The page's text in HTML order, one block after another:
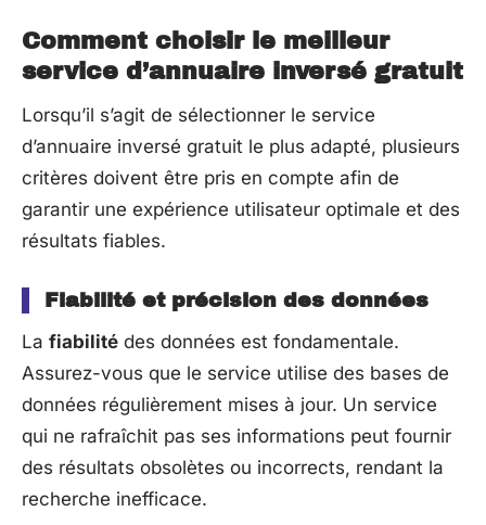
Comment choisir le meilleur
service d’annuaire inversé gratuit
Lorsqu’il s’agit de sélectionner le service
d’annuaire inversé gratuit le plus adapté, plusieurs
critères doivent être pris en compte afin de
garantir une expérience utilisateur optimale et des
résultats fiables.
Fiabilité et précision des données
La fiabilité des données est fondamentale.
Assurez-vous que le service utilise des bases de
données régulièrement mises à jour. Un service
qui ne rafraîchit pas ses informations peut fournir
des résultats obsolètes ou incorrects, rendant la
recherche inefficace.